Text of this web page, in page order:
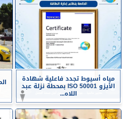
مياه أسيوط تجدد فاعلية شهادة
الأيزو ISO 50001 بمحطة نزلة عبد
اللاه...